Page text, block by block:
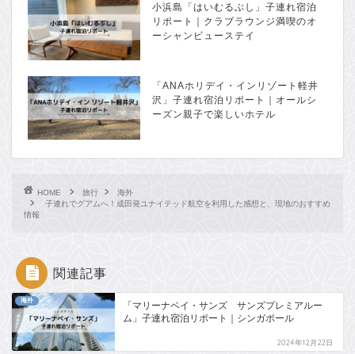
小浜島「はいむるぶし」子連れ宿泊
リポート｜クラブラウンジ満喫のオ
ーシャンビューステイ
「ANAホリデイ・インリゾート軽井
沢」子連れ宿泊リポート｜オールシ
ーズン親子で楽しいホテル
HOME 旅行
海外
子連れでグアムへ！成田発ユナイテッド航空を利用した感想と、現地のおすすめ
情報
関連記事
海外
「マリーナベイ・サンズ サンズプレミアルー
ム」子連れ宿泊リポート｜シンガポール
2024年12月22日